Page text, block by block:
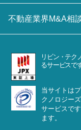
不動産業界M&A相
リビン・テク
るサービス
当サイトは
クノロジー
サービスで
ます。